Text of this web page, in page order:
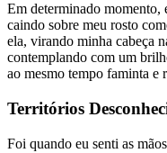
Em determinado momento,
caindo sobre meu rosto
ela, virando minha cabeça
contemplando com um
ao mesmo tempo faminta e
Territórios
Foi quando eu senti as